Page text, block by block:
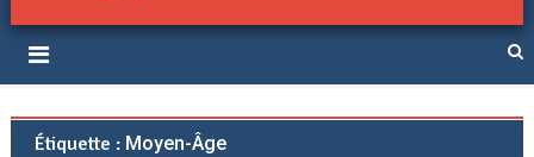
Collège Jules Verne de
Vittel (Vosges)
Étiquette : Moyen-Âge